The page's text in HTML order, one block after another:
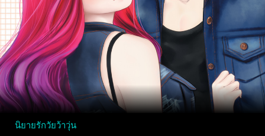
นิยายรักวัยว้าวุ่น